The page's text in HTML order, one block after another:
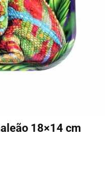
18×14 cm